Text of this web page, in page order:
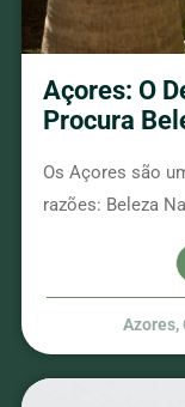
Açores: O
Procura
Os Açores são
razões: Beleza
Azores,